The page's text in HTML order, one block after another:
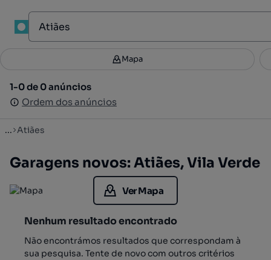
Filtros 3
1-0 de 0 anúncios
Ordem dos anúncios
Mapa
1-0 de 0 anúncios
Ordem dos anúncios
... Atiães
Garagens novos: Atiães, Vila Verde
Ver Mapa
Nenhum resultado encontrado
Não encontrámos resultados que correspondam à
sua pesquisa. Tente de novo com outros critérios